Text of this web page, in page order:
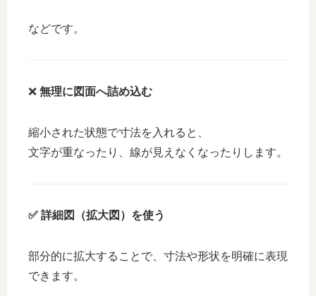
などです。
❌ 無理に図面へ詰め込む
縮小された状態で寸法を入れると、
文字が重なったり、線が見えなくなったりします。
✅ 詳細図（拡大図）を使う
部分的に拡大することで、寸法や形状を明確に表現
できます。